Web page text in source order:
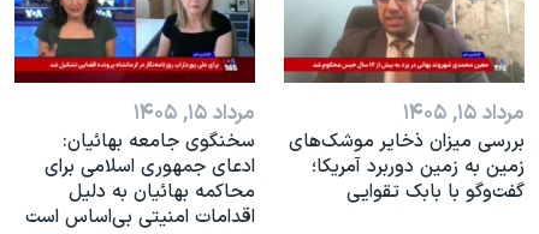
مرداد ۱۵, ۱۴۰۵
بررسی میزان ذخایر موشک‌های
زمین به زمین دوربرد آمریکا؛
گفت‌وگو با بابک تقوایی
مرداد ۱۵, ۱۴۰۵
سخنگوی جامعه بهائیان:
ادعای جمهوری اسلامی برای
محاکمه بهائیان به دلیل
اقدامات امنیتی بی‌اساس است